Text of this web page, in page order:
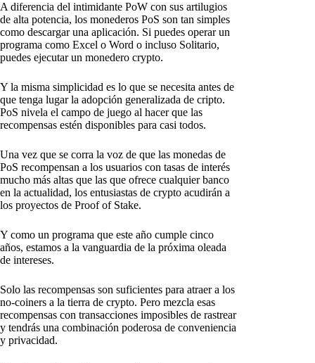
A diferencia del intimidante PoW con sus artilugios
de alta potencia, los monederos PoS son tan simples
como descargar una aplicación. Si puedes operar un
programa como Excel o Word o incluso Solitario,
puedes ejecutar un monedero crypto.
Y la misma simplicidad es lo que se necesita antes de
que tenga lugar la adopción generalizada de cripto.
PoS nivela el campo de juego al hacer que las
recompensas estén disponibles para casi todos.
Una vez que se corra la voz de que las monedas de
PoS recompensan a los usuarios con tasas de interés
mucho más altas que las que ofrece cualquier banco
en la actualidad, los entusiastas de crypto acudirán a
los proyectos de Proof of Stake.
Y como un programa que este año cumple cinco
años, estamos a la vanguardia de la próxima oleada
de intereses.
Solo las recompensas son suficientes para atraer a los
no-coiners a la tierra de crypto. Pero mezcla esas
recompensas con transacciones imposibles de rastrear
y tendrás una combinación poderosa de conveniencia
y privacidad.